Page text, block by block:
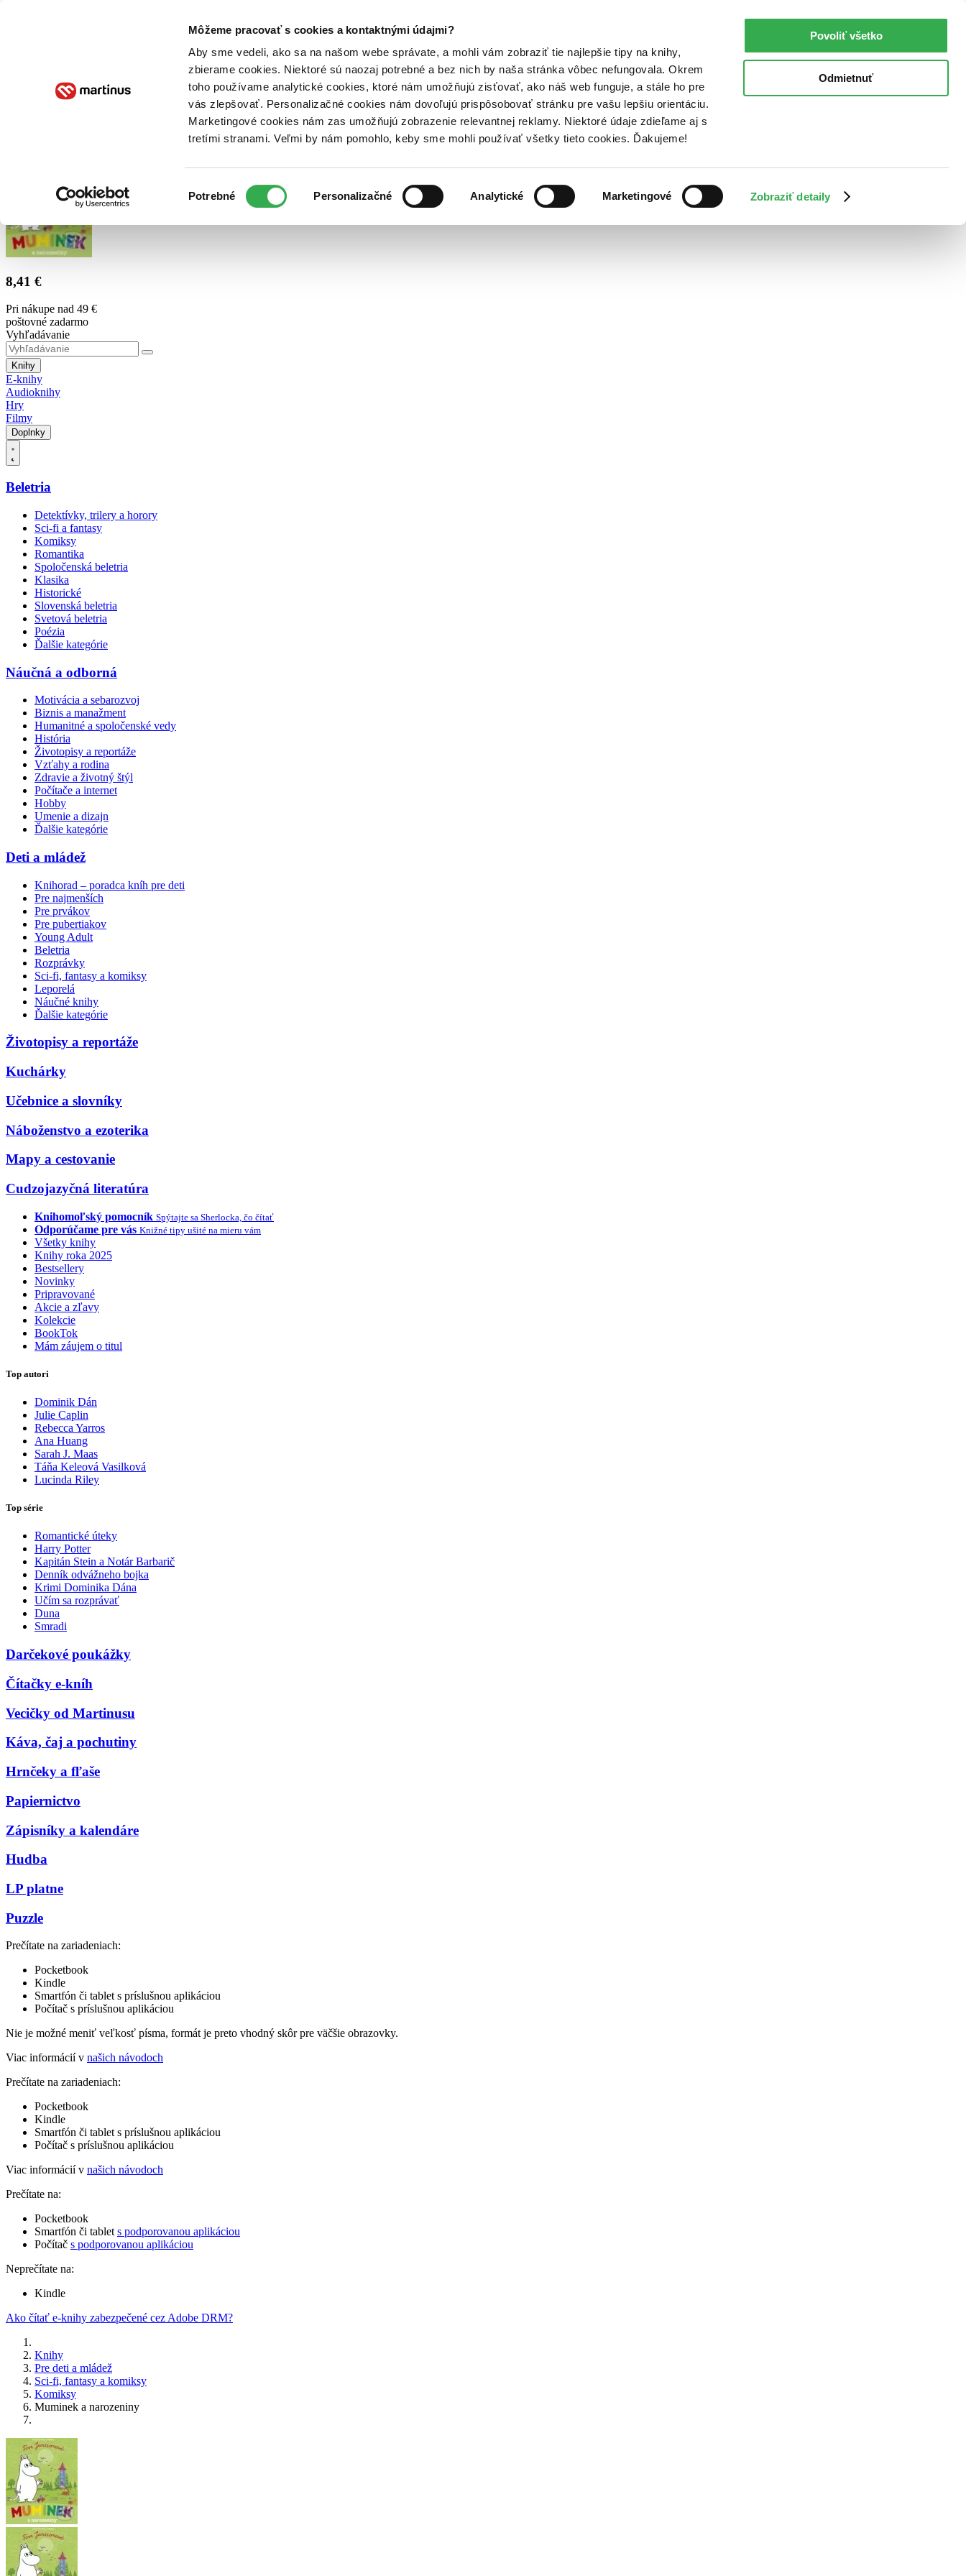
Môžeme pracovať s cookies a kontaktnými údajmi?
Aby sme vedeli, ako sa na našom webe správate, a mohli vám zobraziť tie najlepšie tipy na knihy,
zbierame cookies. Niektoré sú naozaj potrebné a bez nich by naša stránka vôbec nefungovala. Okrem
toho používame analytické cookies, ktoré nám umožňujú zisťovať, ako náš web funguje, a stále ho pre
vás zlepšovať. Personalizačné cookies nám dovoľujú prispôsobovať stránku pre vašu lepšiu orientáciu.
Marketingové cookies nám zas umožňujú zobrazenie relevantnej reklamy. Niektoré údaje zdieľame aj s
tretími stranami. Veľmi by nám pomohlo, keby sme mohli používať všetky tieto cookies. Ďakujeme!
súhlasu
Potrebné Personalizačné Analytické Marketingové Zobraziť detaily
Povoliť všetko
Odmietnuť
Poukážky Kontakt
8,41 €
Pri nákupe nad 49 €
poštovné zadarmo
Vyhľadávanie
Knihy
E-knihy
Audioknihy
Hry
Filmy
Doplnky
Beletria
Detektívky, trilery a horory
Sci-fi a fantasy
Komiksy
Romantika
Spoločenská beletria
Klasika
Historické
Slovenská beletria
Svetová beletria
Poézia
Ďalšie kategórie
Náučná a odborná
Motivácia a sebarozvoj
Biznis a manažment
Humanitné a spoločenské vedy
História
Životopisy a reportáže
Vzťahy a rodina
Zdravie a životný štýl
Počítače a internet
Hobby
Umenie a dizajn
Ďalšie kategórie
Deti a mládež
Knihorad – poradca kníh pre deti
Pre najmenších
Pre prvákov
Pre pubertiakov
Young Adult
Beletria
Rozprávky
Sci-fi, fantasy a komiksy
Leporelá
Náučné knihy
Ďalšie kategórie
Životopisy a reportáže
Kuchárky
Učebnice a slovníky
Náboženstvo a ezoterika
Mapy a cestovanie
Cudzojazyčná literatúra
Knihomoľský pomocník Spýtajte sa Sherlocka, čo čítať
Odporúčame pre vás Knižné tipy ušité na mieru vám
Všetky knihy
Knihy roka 2025
Bestsellery
Novinky
Pripravované
Akcie a zľavy
Kolekcie
BookTok
Mám záujem o titul
Top autori
Dominik Dán
Julie Caplin
Rebecca Yarros
Ana Huang
Sarah J. Maas
Táňa Keleová Vasilková
Lucinda Riley
Top série
Romantické úteky
Harry Potter
Kapitán Stein a Notár Barbarič
Denník odvážneho bojka
Krimi Dominika Dána
Učím sa rozprávať
Duna
Smradi
Darčekové poukážky
Čítačky e-kníh
Vecičky od Martinusu
Káva, čaj a pochutiny
Hrnčeky a fľaše
Papiernictvo
Zápisníky a kalendáre
Hudba
LP platne
Puzzle
Prečítate na zariadeniach:
Pocketbook
Kindle
Smartfón či tablet s príslušnou aplikáciou
Počítač s príslušnou aplikáciou
Nie je možné meniť veľkosť písma, formát je preto vhodný skôr pre väčšie obrazovky.
Viac informácií v našich návodoch
Prečítate na zariadeniach:
Pocketbook
Kindle
Smartfón či tablet s príslušnou aplikáciou
Počítač s príslušnou aplikáciou
Viac informácií v našich návodoch
Prečítate na:
Pocketbook
Smartfón či tablet s podporovanou aplikáciou
Počítač s podporovanou aplikáciou
Neprečítate na:
Kindle
Ako čítať e-knihy zabezpečené cez Adobe DRM?
Knihy
Pre deti a mládež
Sci-fi, fantasy a komiksy
Komiksy
Muminek a narozeniny